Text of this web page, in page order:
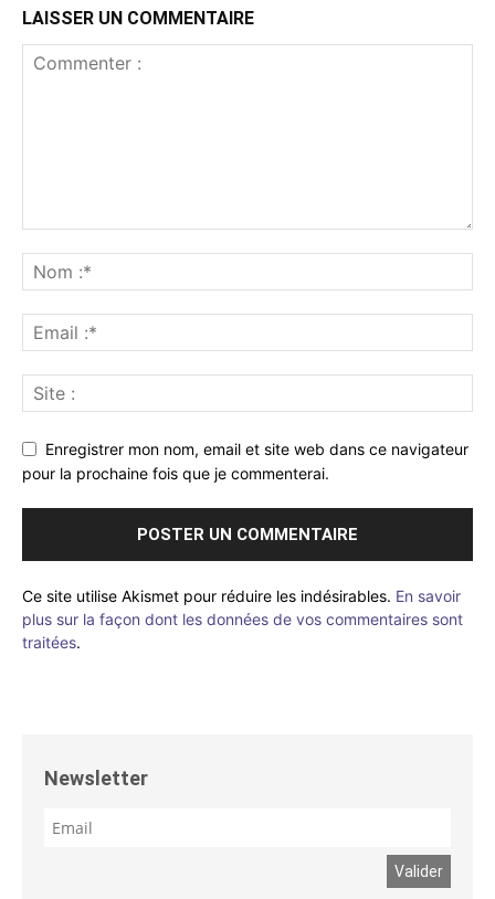
LAISSER UN COMMENTAIRE
Enregistrer mon nom, email et site web dans ce navigateur
pour la prochaine fois que je commenterai.
Ce site utilise Akismet pour réduire les indésirables. En savoir
plus sur la façon dont les données de vos commentaires sont
traitées.
Newsletter